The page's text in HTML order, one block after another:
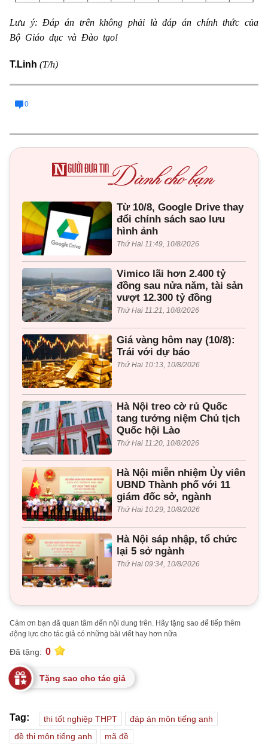
Lưu ý: Đáp án trên không phải là đáp án chính thức của
Bộ Giáo dục và Đào tạo!
T.Linh (T/h)
0
Từ 10/8, Google Drive thay
đổi chính sách sao lưu
hình ảnh
Thứ Hai 11:49, 10/8/2026
Vimico lãi hơn 2.400 tỷ
đồng sau nửa năm, tài sản
vượt 12.300 tỷ đồng
Thứ Hai 11:21, 10/8/2026
Giá vàng hôm nay (10/8):
Trái với dự báo
Thứ Hai 10:13, 10/8/2026
Hà Nội treo cờ rủ Quốc
tang tưởng niệm Chủ tịch
Quốc hội Lào
Thứ Hai 11:20, 10/8/2026
Hà Nội miễn nhiệm Ủy viên
UBND Thành phố với 11
giám đốc sở, ngành
Thứ Hai 10:29, 10/8/2026
Hà Nội sáp nhập, tổ chức
lại 5 sở ngành
Thứ Hai 09:34, 10/8/2026
Cảm ơn bạn đã quan tâm đến nội dung trên. Hãy tặng sao để tiếp thêm
động lực cho tác giả có những bài viết hay hơn nữa.
Đã tặng: 0
Tặng sao cho tác giả
Tag: thi tốt nghiệp THPT
đáp án môn tiếng anh
đề thi môn tiếng anh
mã đề